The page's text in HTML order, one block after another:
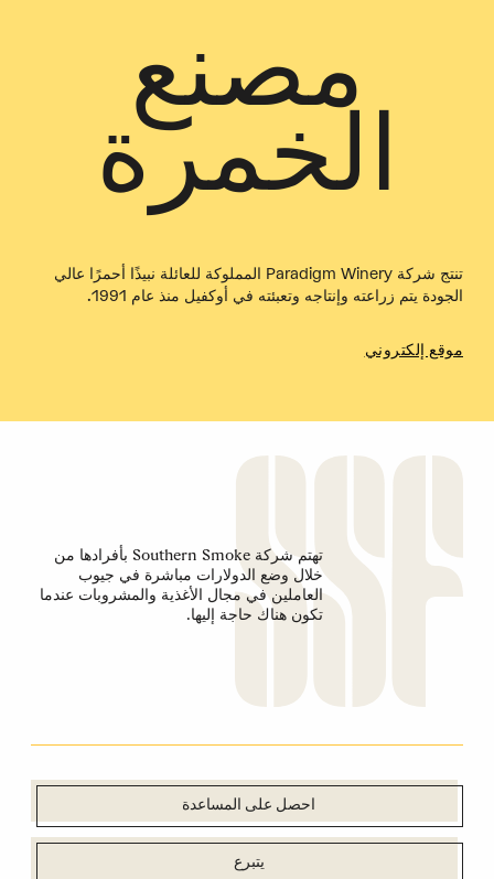
مصنع
الخمرة
تنتج شركة Paradigm Winery المملوكة للعائلة نبيذًا أحمرًا عالي
الجودة يتم زراعته وإنتاجه وتعبئته في أوكفيل منذ عام 1991.
موقع إلكتروني
تهتم شركة Southern Smoke بأفرادها من
خلال وضع الدولارات مباشرة في جيوب
العاملين في مجال الأغذية والمشروبات عندما
تكون هناك حاجة إليها.
احصل على المساعدة
يتبرع